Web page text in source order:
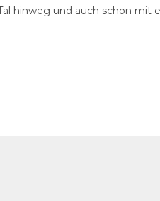
hinweg und auch schon mit